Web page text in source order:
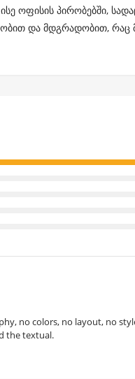
ოფისის პირობებში,
და მდგრადობით,
no colors, no layout, no
the textual.